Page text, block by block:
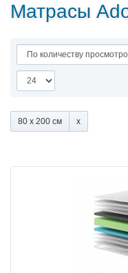
Матрасы
80 x 200 см